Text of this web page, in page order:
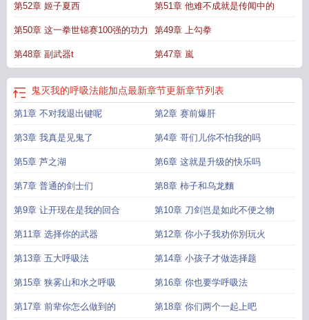
呼吸法能加点无弹窗手机版
鬼灭我的呼吸法能加点免费阅读鬼灭我的呼吸法能
加点最新章节
鬼灭我的呼吸法能加点无删减版在线阅读
我的呼吸法能加点在线
鬼灭我的呼吸法能加点在线阅读
免费全文阅读5200鬼灭我的呼吸法能加点笔趣阁最新章节鬼灭我的呼吸法能加
点无删减全文免费阅读鬼灭我的呼吸法能加点最新章节更新
加点在线阅读免费鬼灭我的呼吸法能加点完整版免费
第52章 姬子夏西 第51章 他难不成就是传闻中的
第50章 这一拳世锦赛100强的功力 第49章 上勾拳
第48章 副武器t 第47章 嵐
鬼灭我的呼吸法能加点最新章节更新章节列表
第1章 不对我退出键呢 第2章 赛前爆肝
第3章 我真是见鬼了 第4章 哥们儿你不怕我的吗
第5章 芦之湖 第6章 这就是升级的快乐吗
第7章 普通的剑士们 第8章 柿子和乌龙麵
第9章 让开现在是我的回合 第10章 刀剑岂是如此不便之物
第11章 选择你的武器 第12章 你小子我劝你別玩火
第13章 五大呼吸法 第14章 小孩子才做选择题
第15章 狭雾山和水之呼吸 第16章 你也要学呼吸法
第17章 前辈你怎么做到的 第18章 你们两个一起上吧